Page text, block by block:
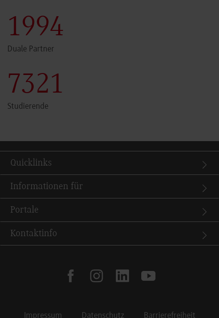
1999
Duale Partner
7340
Studierende
Quicklinks
Informationen für
Portale
Kontaktinfo
facebookinstagramlinkedin youtube